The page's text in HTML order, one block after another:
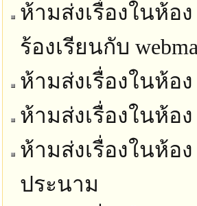
ห้ามส่งเรื่องในห้อ
ร้องเรียนกับ
ห้ามส่งเรื่องในห้อ
ห้ามส่งเรื่องในห้อ
ห้ามส่งเรื่องในห้อ
ประนาม